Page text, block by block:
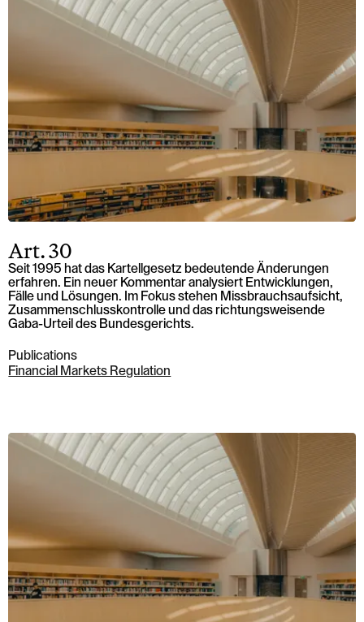
Art. 30
Seit 1995 hat das Kartellgesetz bedeutende Änderungen
erfahren. Ein neuer Kommentar analysiert Entwicklungen,
Fälle und Lösungen. Im Fokus stehen Missbrauchsaufsicht,
Zusammenschlusskontrolle und das richtungsweisende
Gaba-Urteil des Bundesgerichts.
Publications
Financial Markets Regulation